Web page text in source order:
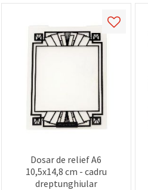
Dosar de relief A6
10,5x14,8 cm - cadru
dreptunghiular